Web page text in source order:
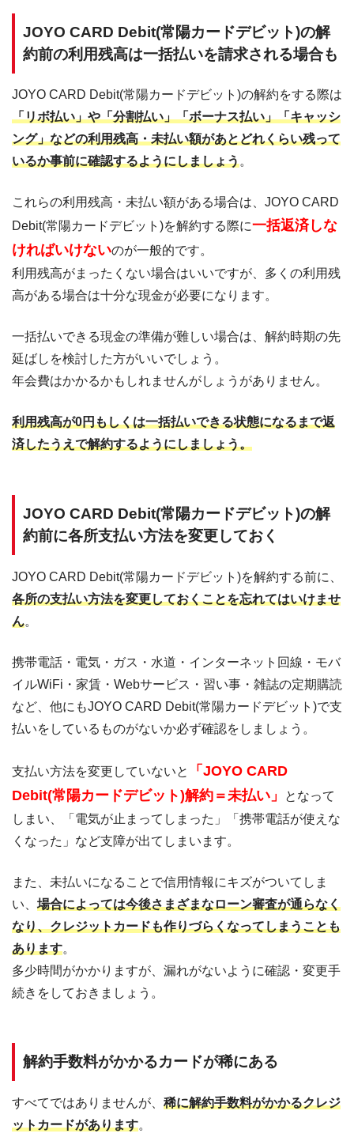
JOYO CARD Debit(常陽カードデビット)の解
約前の利用残高は一括払いを請求される場合も
JOYO CARD Debit(常陽カードデビット)の解約をする際は
「リボ払い」や「分割払い」「ボーナス払い」「キャッシ
ング」などの利用残高・未払い額があとどれくらい残って
いるか事前に確認するようにしましょう。
これらの利用残高・未払い額がある場合は、JOYO CARD
Debit(常陽カードデビット)を解約する際に一括返済しな
ければいけないのが一般的です。
利用残高がまったくない場合はいいですが、多くの利用残
高がある場合は十分な現金が必要になります。
一括払いできる現金の準備が難しい場合は、解約時期の先
延ばしを検討した方がいいでしょう。
年会費はかかるかもしれませんがしょうがありません。
利用残高が0円もしくは一括払いできる状態になるまで返
済したうえで解約するようにしましょう。
JOYO CARD Debit(常陽カードデビット)の解
約前に各所支払い方法を変更しておく
JOYO CARD Debit(常陽カードデビット)を解約する前に、
各所の支払い方法を変更しておくことを忘れてはいけませ
ん。
携帯電話・電気・ガス・水道・インターネット回線・モバ
イルWiFi・家賃・Webサービス・習い事・雑誌の定期購読
など、他にもJOYO CARD Debit(常陽カードデビット)で支
払いをしているものがないか必ず確認をしましょう。
支払い方法を変更していないと
「JOYO CARD
Debit(常陽カードデビット)解約＝未払い」
となって
しまい、「電気が止まってしまった」「携帯電話が使えな
くなった」など支障が出てしまいます。
また、未払いになることで信用情報にキズがついてしま
い、 場合によっては今後さまざまなローン審査が通らなく
なり、クレジットカードも作りづらくなってしまうことも
あります。
多少時間がかかりますが、漏れがないように確認・変更手
続きをしておきましょう。
解約手数料がかかるカードが稀にある
すべてではありませんが、 稀に解約手数料がかかるクレジ
ットカードがあります。